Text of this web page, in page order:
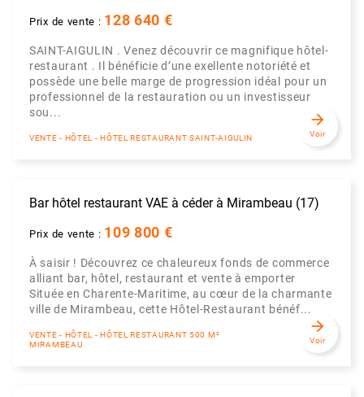
Prix de vente : 128 640 €
SAINT-AIGULIN . Venez découvrir ce magnifique hôtel-
restaurant . Il bénéficie d’une exellente notoriété et
possède une belle marge de progression idéal pour un
professionnel de la restauration ou un investisseur
sou...
VENTE - HÔTEL - HÔTEL RESTAURANT SAINT-AIGULIN
arrow_forward
Voir
Bar hôtel restaurant VAE à céder à Mirambeau (17)
Prix de vente : 109 800 €
À saisir ! Découvrez ce chaleureux fonds de commerce
alliant bar, hôtel, restaurant et vente à emporter
Située en Charente-Maritime, au cœur de la charmante
ville de Mirambeau, cette Hôtel-Restaurant bénéf...
VENTE - HÔTEL - HÔTEL RESTAURANT 500 M²
MIRAMBEAU
arrow_forward
Voir